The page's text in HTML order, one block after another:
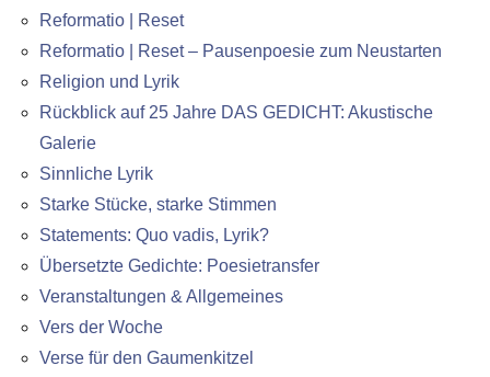
Reformatio | Reset
Reformatio | Reset – Pausenpoesie zum Neustarten
Religion und Lyrik
Rückblick auf 25 Jahre DAS GEDICHT: Akustische
Galerie
Sinnliche Lyrik
Starke Stücke, starke Stimmen
Statements: Quo vadis, Lyrik?
Übersetzte Gedichte: Poesietransfer
Veranstaltungen & Allgemeines
Vers der Woche
Verse für den Gaumenkitzel